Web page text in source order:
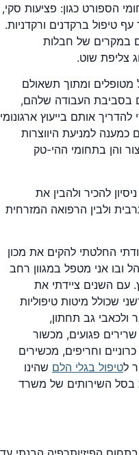
הספורט כגון: פציעות סקי,
טיפול ברקדנים ורקדניות.
במקרים של חבלות
צליפת שוט.
ומתוך תשאולם
בסביבת העבודה שלהם,
אותם בייעוץ ארגונומי
כמענה למניעת היווצרות
והן בתחומי ההי-טק
להכיר ולהבין את
ולבין הרפואה המזרחית
החלטתי להקים את מכון
ובו אני מטפל במגוון רחב
עם השנים ציידתי את
שכולל מיטות טיפוליות
ולכאבי גב תחתון,
פגועים, מכשור
וחריפים, מכשירים
לטיפול בגלי הלם שהינו
בסל השירותים של משרד